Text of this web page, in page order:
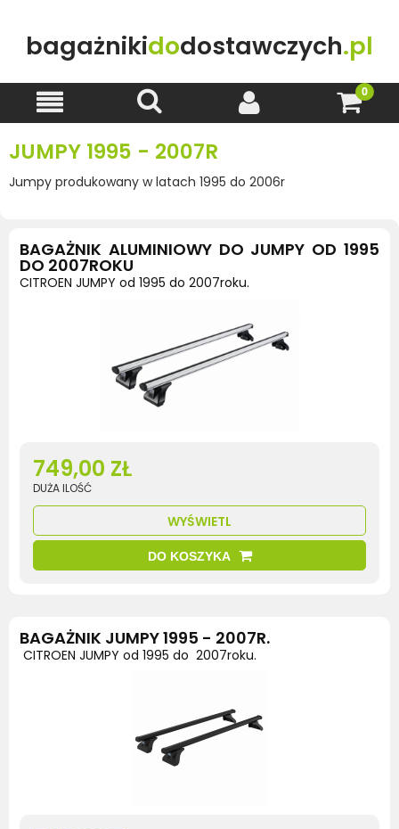
bagażnikidodostawczych.pl
JUMPY 1995 - 2007R
Jumpy produkowany w latach 1995 do 2006r
BAGAŻNIK ALUMINIOWY DO JUMPY OD 1995
DO 2007ROKU
CITROEN JUMPY od 1995 do 2007roku.
749,00 ZŁ
DUŻA ILOŚĆ
WYŚWIETL
DO KOSZYKA
BAGAŻNIK JUMPY 1995 - 2007R.
CITROEN JUMPY od 1995 do 2007roku.